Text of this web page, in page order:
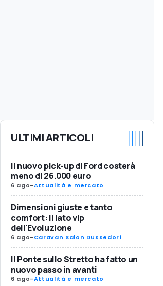
ULTIMI ARTICOLI
Il nuovo pick-up di Ford costerà
meno di 26.000 euro
6 ago-Attualità e mercato
Dimensioni giuste e tanto
comfort: il lato vip
dell'Evoluzione
6 ago-Caravan Salon Dussedorf
Il Ponte sullo Stretto ha fatto un
nuovo passo in avanti
6 ago-Attualità e mercato